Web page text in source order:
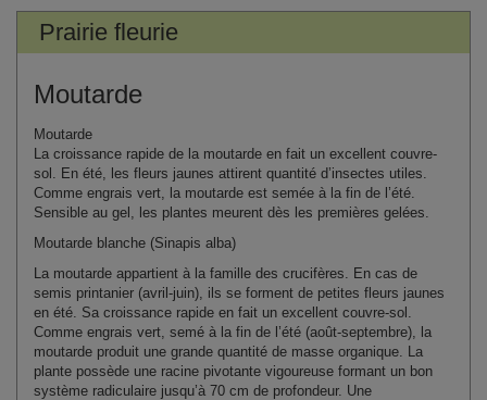
Prairie fleurie
Moutarde
Moutarde
La croissance rapide de la moutarde en fait un excellent couvre-
sol. En été, les fleurs jaunes attirent quantité d’insectes utiles.
Comme engrais vert, la moutarde est semée à la fin de l’été.
Sensible au gel, les plantes meurent dès les premières gelées.
Moutarde blanche (Sinapis alba)
La moutarde appartient à la famille des crucifères. En cas de
semis printanier (avril-juin), ils se forment de petites fleurs jaunes
en été. Sa croissance rapide en fait un excellent couvre-sol.
Comme engrais vert, semé à la fin de l’été (août-septembre), la
moutarde produit une grande quantité de masse organique. La
plante possède une racine pivotante vigoureuse formant un bon
système radiculaire jusqu’à 70 cm de profondeur. Une